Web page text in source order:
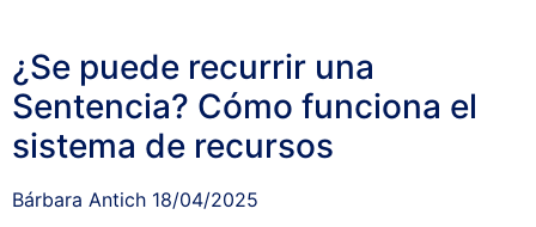
¿Se puede recurrir una
Sentencia? Cómo funciona el
sistema de recursos
Bárbara Antich 18/04/2025